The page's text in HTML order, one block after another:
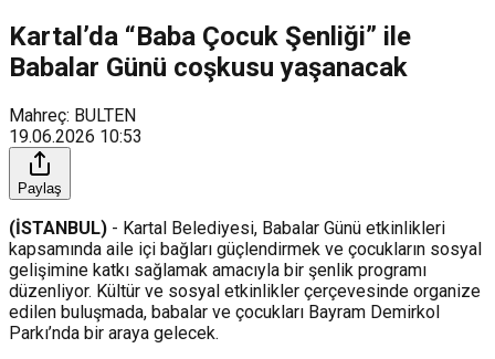
Kartal’da “Baba Çocuk Şenliği” ile
Babalar Günü coşkusu yaşanacak
Mahreç: BULTEN
19.06.2026 10:53
Paylaş
(İSTANBUL) - Kartal Belediyesi, Babalar Günü etkinlikleri
kapsamında aile içi bağları güçlendirmek ve çocukların sosyal
gelişimine katkı sağlamak amacıyla bir şenlik programı
düzenliyor. Kültür ve sosyal etkinlikler çerçevesinde organize
edilen buluşmada, babalar ve çocukları Bayram Demirkol
Parkı’nda bir araya gelecek.